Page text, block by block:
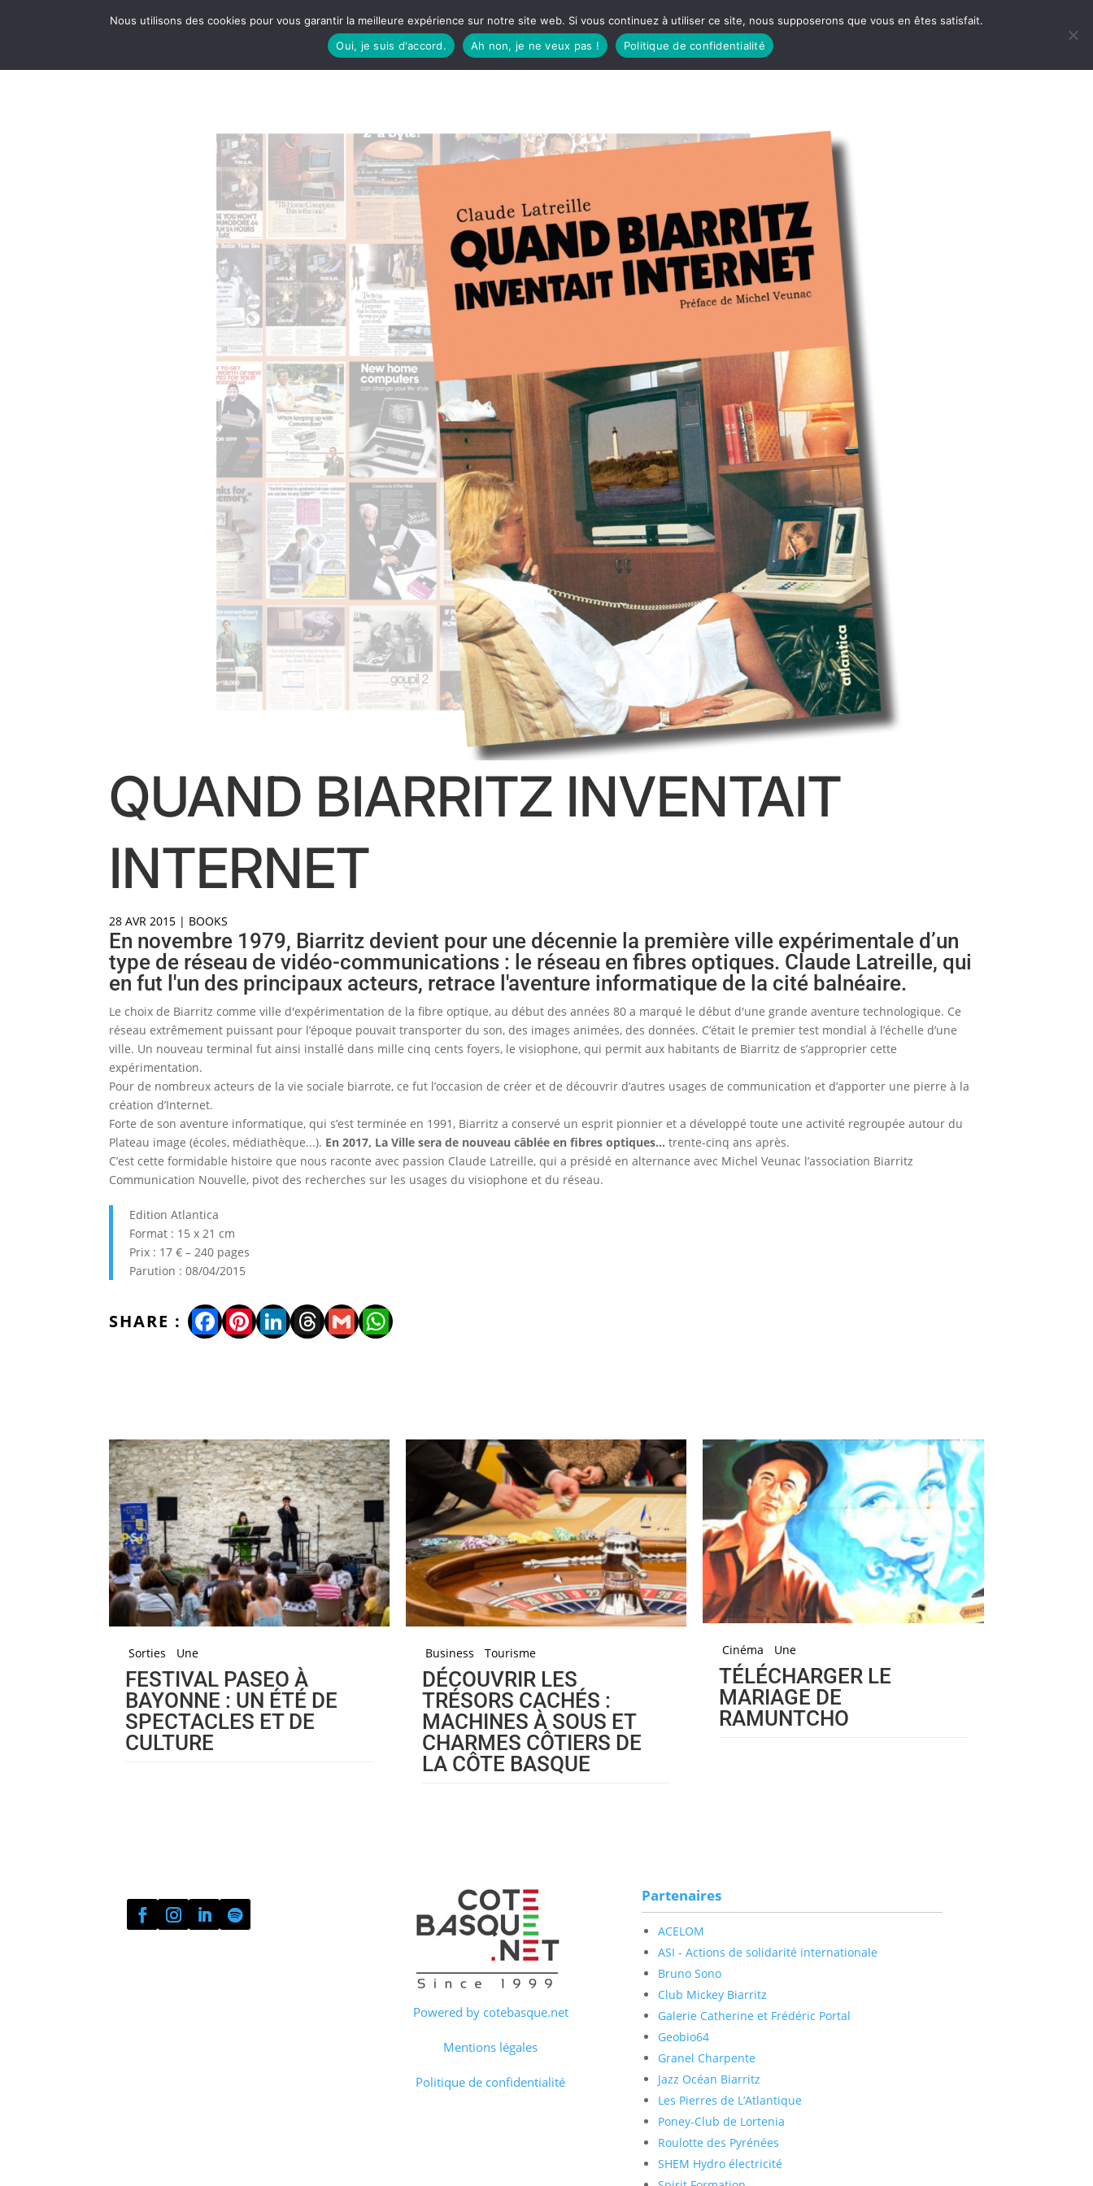
LE STUDIO FÊTES BASQUES À MANGER CÔTÉ SORTIES GREEN LIFE
QUAND BIARRITZ INVENTAIT
INTERNET
28 AVR 2015 | BOOKS
En novembre 1979, Biarritz devient pour une décennie la première ville expérimentale d’un
type de réseau de vidéo-communications : le réseau en fibres optiques. Claude Latreille, qui
en fut l'un des principaux acteurs, retrace l'aventure informatique de la cité balnéaire.
Le choix de Biarritz comme ville d'expérimentation de la fibre optique, au début des années 80 a marqué le début d'une grande aventure technologique. Ce
réseau extrêmement puissant pour l’époque pouvait transporter du son, des images animées, des données. C’était le premier test mondial à l’échelle d’une
ville. Un nouveau terminal fut ainsi installé dans mille cinq cents foyers, le visiophone, qui permit aux habitants de Biarritz de s’approprier cette
expérimentation.
Pour de nombreux acteurs de la vie sociale biarrote, ce fut l’occasion de créer et de découvrir d’autres usages de communication et d’apporter une pierre à la
création d’Internet.
Forte de son aventure informatique, qui s’est terminée en 1991, Biarritz a conservé un esprit pionnier et a développé toute une activité regroupée autour du
Plateau image (écoles, médiathèque...). En 2017, La Ville sera de nouveau câblée en fibres optiques... trente-cinq ans après.
C’est cette formidable histoire que nous raconte avec passion Claude Latreille, qui a présidé en alternance avec Michel Veunac l’association Biarritz
Communication Nouvelle, pivot des recherches sur les usages du visiophone et du réseau.
Edition Atlantica
Format : 15 x 21 cm
Prix : 17 € – 240 pages
Parution : 08/04/2015
Facebook
Pinterest
LinkedIn
Threads
GmailWhatsApp
Sorties Une
FESTIVAL PASEO À
BAYONNE : UN ÉTÉ DE
SPECTACLES ET DE
CULTURE
Business Tourisme
DÉCOUVRIR LES
TRÉSORS CACHÉS :
MACHINES À SOUS ET
CHARMES CÔTIERS DE
LA CÔTE BASQUE
Cinéma Une
TÉLÉCHARGER LE
MARIAGE DE
RAMUNTCHO
Powered by cotebasque.net
Mentions légales
Politique de confidentialité
Partenaires
ACELOM
ASI - Actions de solidarité internationale
Bruno Sono
Club Mickey Biarritz
Galerie Catherine et Frédéric Portal
Geobio64
Granel Charpente
Jazz Océan Biarritz
Les Pierres de L’Atlantique
Poney-Club de Lortenia
Roulotte des Pyrénées
SHEM Hydro électricité
Nous utilisons des cookies pour vous garantir la meilleure expérience sur notre site web. Si vous continuez à utiliser ce site, nous supposerons que vous en êtes satisfait.
Oui, je suis d'accord.
Ah non, je ne veux pas ! Politique de confidentialité